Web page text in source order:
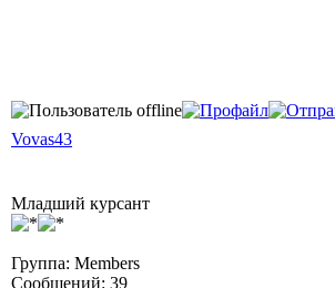
Vovas43
Младший курсант
Группа: Members
Сообщений: 39